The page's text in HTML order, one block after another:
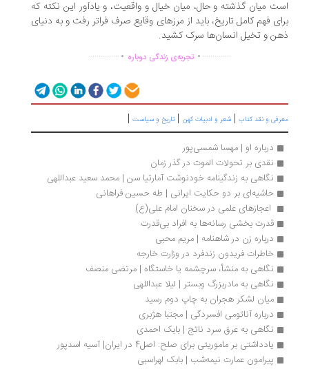
میان گذشته و حال، میان خیال و واقعیت، و یادآور این نکته که
فهم کامل تاریخ، باید از مرزهای وقایع صرف فراتر رفت و به دنیای
و تخیل انسان‌ها سرک کشید.
............... .تجربه‌ی زندگی دوباره ...............
و نقد کتاب|شعر و ادبیات کهن|تاریخ و سیاست |
درباره او | مهسا شمسی‌پور
نقدی بر تحولات الموت در گذر زمان
نگاهی به زندگینامه خودنوشت آمارتیا سن | محمد سعید عبداللهی
حاشیه‌ای بر دو حکایت ایرانی | طه حسین فراهانی
اعجازهای علمی در سخنان امام علی(ع)
قدرت بخشی رسانه‌ها به افراد بی‌قدرت
درباره زن در شاهنامه | مریم محبی
خاطرات فریدون زندفرد در وزارت خارجه
نگاهی به منشأ، سرچشمه یا خاستگاه | مرتضی منصف
نگاهی به مادربزرگ وبستر | لیلا عبداللهی
میان لشکر هجران به چاپ دوم رسید
درباره آناتومی افسردگی | مجتبا هژبری
نگاهی به عرق سرد ناتج | بابک احمدی
یادداشتی بر ماموریتی برای صلح: اصل4 در ایران| آسیه اسدپور
پیرامون عمارت نیمه‌شب | بابک لهراسبی